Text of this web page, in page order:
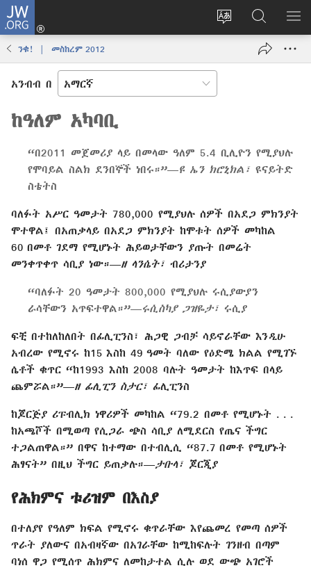
JW.ORG
የድረ
ግባ
(አዲስ
JW.ORG
ላይ
መፈለጊያ
ንቁ! | መስከረም 2012
አንብብ በ
ከዓለም አካባቢ
“በ2011 መጀመሪያ ላይ በመላው ዓለም 5.4 ቢሊዮን የሚያህሉ
የሞባይል ስልክ ደንበኞች ነበሩ።”—ዩ ኤን ክሮኒክል፣ ዩናይትድ
ስቴትስ
ባለፉት አሥር ዓመታት 780,000 የሚያህሉ ሰዎች በአደጋ ምክንያት
ሞተዋል፤ በአጠቃላይ በአደጋ ምክንያት ከሞቱት ሰዎች መካከል
60 በመቶ ገደማ የሚሆኑት ሕይወታቸውን ያጡት በመሬት
መንቀጥቀጥ ሳቢያ ነው።—ዘ ላንሴት፣ ብሪታንያ
“ባለፉት 20 ዓመታት 800,000 የሚያህሉ ሩሲያውያን
ራሳቸውን አጥፍተዋል።”—ሩሲስካያ ጋዝዬታ፣ ሩሲያ
ፍቺ በተከለከለበት በፊሊፒንስ፣ ሕጋዊ ጋብቻ ሳይኖራቸው እንዲሁ
አብረው የሚኖሩ ከ15 እስከ 49 ዓመት ባለው የዕድሜ ክልል የሚገኙ
ሴቶች ቁጥር “ከ1993 እስከ 2008 ባሉት ዓመታት ከእጥፍ በላይ
ጨምሯል።”—ዘ ፊሊፒን ስታር፣ ፊሊፒንስ
ከጆርጅያ ሪፑብሊክ ነዋሪዎች መካከል “79.2 በመቶ የሚሆኑት . . .
ከአጫሾች በሚወጣ የሲጋራ ጭስ ሳቢያ ለሚደርስ የጤና ችግር
ተጋልጠዋል።” በዋና ከተማው በተብሊሲ “87.7 በመቶ የሚሆኑት
ሕፃናት” በዚህ ችግር ይጠቃሉ።—ታቡላ፣ ጆርጂያ
የሕክምና ቱሪዝም በእስያ
በተለያየ የዓለም ክፍል የሚኖሩ ቁጥራቸው እየጨመረ የመጣ ሰዎች
ጥራት ያለውና በአብዛኛው በአገራቸው ከሚከፍሉት ገንዘብ በጣም
ባነሰ ዋጋ የሚሰጥ ሕክምና ለመከታተል ሲሉ ወደ ውጭ አገሮች